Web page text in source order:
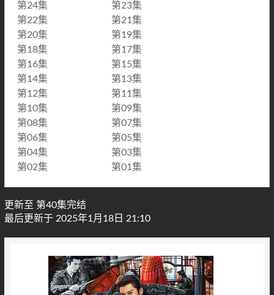
第24集
第23集
第22集
第21集
第20集
第19集
第18集
第17集
第16集
第15集
第14集
第13集
第12集
第11集
第10集
第09集
第08集
第07集
第06集
第05集
第04集
第03集
第02集
第01集
更新至 第40集完结
最后更新于 2025年1月18日 21:10